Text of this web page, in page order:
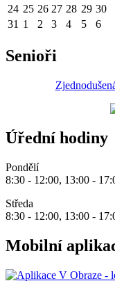
24 25 26 27 28 29 30
31 1 2 3 4 5 6
Senioři
Úřední hodiny
Pondělí
8:30 - 12:00, 13:00 -
Středa
8:30 - 12:00, 13:00 -
Mobilní